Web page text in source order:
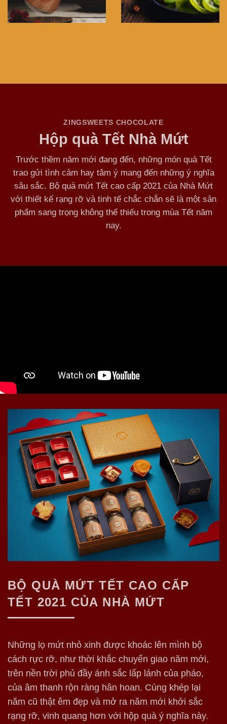
ZINGSWEETS CHOCOLATE
Hộp quà Tết Nhà Mứt
Trước thềm năm mới đang đến, những món quà Tết
trao gửi tình cảm hay tâm ý mang đến những ý nghĩa
sâu sắc. Bộ quà mứt Tết cao cấp 2021 của Nhà Mứt
với thiết kế rạng rỡ và tinh tế chắc chắn sẽ là một sản
phẩm sang trọng không thể thiếu trong mùa Tết năm
nay.
BỘ QUÀ MỨT TẾT CAO CẤP
TẾT 2021 CỦA NHÀ MỨT
Những lọ mứt nhỏ xinh được khoác lên mình bộ
cách rực rỡ, như thời khắc chuyển giao năm mới,
trên nền trời phủ đầy ánh sắc lấp lánh của pháo,
của âm thanh rộn ràng hân hoan. Cùng khép lại
năm cũ thật êm đẹp và mở ra năm mới khởi sắc
rạng rỡ, vinh quang hơn với hộp quà ý nghĩa này.